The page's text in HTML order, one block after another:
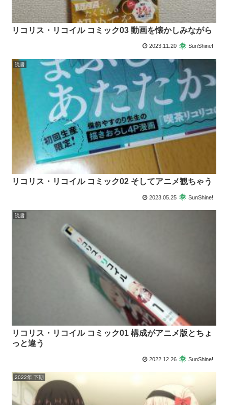
リコリス・リコイル コミック03 動画を懐かしみながら
2023.11.20 SunShine!
読書
リコリス・リコイル コミック02 そしてアニメ観ちゃう
2023.05.25 SunShine!
読書
リコリス・リコイル コミック01 構成がアニメ版とちょ
っと違う
2022.12.26 SunShine!
2022年 下期